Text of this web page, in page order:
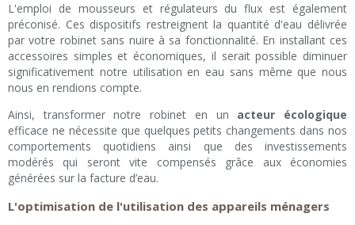
L'emploi de mousseurs et régulateurs du flux est également
préconisé. Ces dispositifs restreignent la quantité d'eau délivrée
par votre robinet sans nuire à sa fonctionnalité. En installant ces
accessoires simples et économiques, il serait possible diminuer
significativement notre utilisation en eau sans même que nous
nous en rendions compte.
Ainsi, transformer notre robinet en un acteur écologique
efficace ne nécessite que quelques petits changements dans nos
comportements quotidiens ainsi que des investissements
modérés qui seront vite compensés grâce aux économies
générées sur la facture d’eau.
L'optimisation de l'utilisation des appareils ménagers